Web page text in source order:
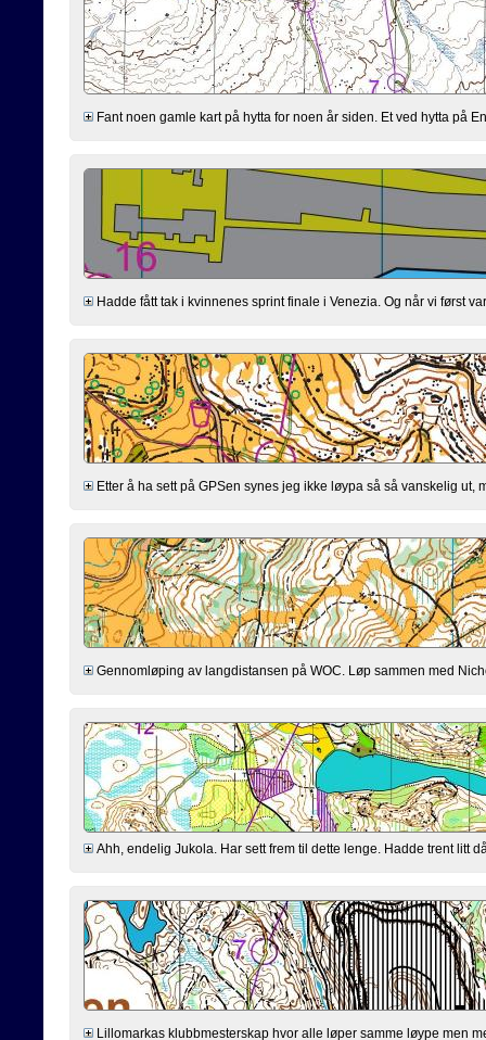
Fant noen gamle kart på hytta for noen år siden. Et ved hytta på
Hadde fått tak i kvinnenes sprint finale i Venezia. Og når vi først
Etter å ha sett på GPSen synes jeg ikke løypa så så vanskelig ut,
Gennomløping av langdistansen på WOC. Løp sammen med
Ahh, endelig Jukola. Har sett frem til dette lenge. Hadde trent litt
Lillomarkas klubbmesterskap hvor alle løper samme løype men